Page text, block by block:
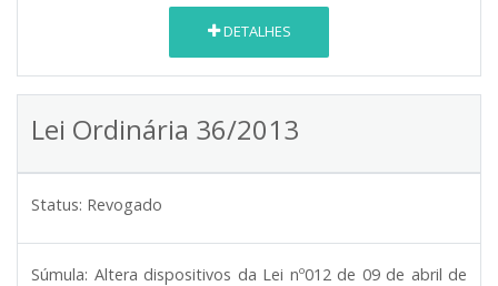
DETALHES
Lei Ordinária 36/2013
Status: Revogado
Súmula: Altera dispositivos da Lei nº012 de 09 de abril de